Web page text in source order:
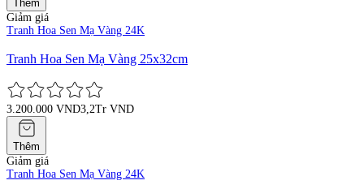
Thêm
Giảm giá
Tranh Hoa Sen Mạ Vàng 24K
Tranh Hoa Sen Mạ Vàng 25x32cm
3.200.000 VND3,2Tr VND
Thêm
Giảm giá
Tranh Hoa Sen Mạ Vàng 24K